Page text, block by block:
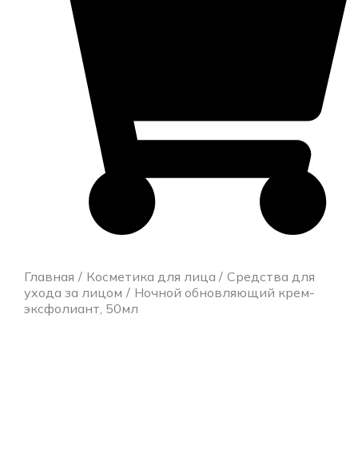
Главная Косметика для лица
Средства для
ухода за лицом
Ночной обновляющий крем-
эксфолиант, 50мл